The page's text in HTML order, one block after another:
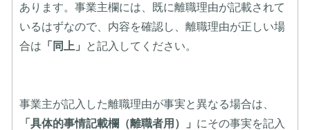
あります。事業主欄には、既に離職理由が記載されて
いるはずなので、内容を確認し、離職理由が正しい場
合は 「同上」 と記入してください。
事業主が記入した離職理由が事実と異なる場合は、
「具体的事情記載欄（離職者用）」 にその事実を記入